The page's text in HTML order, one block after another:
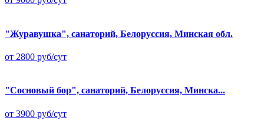
"Журавушка", санаторий, Белоруссия, Минская обл.
от 2800 руб/сут
"Сосновый бор", санаторий, Белоруссия, Минска...
от 3900 руб/сут